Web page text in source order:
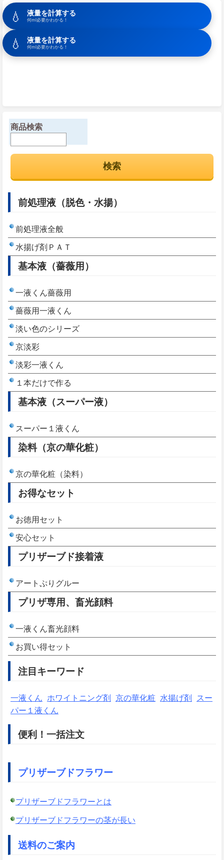
💧 液量を計算する
何ml必要かわかる！
💧 液量を計算する
何ml必要かわかる！
商品検索
前処理液（脱色・水揚）
前処理液全般
水揚げ剤ＰＡＴ
基本液（薔薇用）
一液くん薔薇用
薔薇用一液くん
淡い色のシリーズ
京淡彩
淡彩一液くん
１本だけで作る
基本液（スーパー液）
スーパー１液くん
染料（京の華化粧）
京の華化粧（染料）
お得なセット
お徳用セット
安心セット
プリザーブド接着液
アートぷりグルー
プリザ専用、畜光顔料
一液くん畜光顔料
お買い得セット
注目キーワード
一液くん ホワイトニング剤 京の華化粧 水揚げ剤 スー
パー１液くん
便利！一括注文
プリザーブドフラワー
プリザーブドフラワーとは
プリザーブドフラワーの茎が長い
送料のご案内